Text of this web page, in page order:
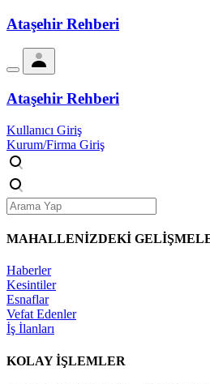
Ataşehir Rehberi
Ataşehir Rehberi
Kullanıcı Giriş
Kurum/Firma Giriş
MAHALLENİZDEKİ
Haberler
Kesintiler
Esnaflar
Vefat Edenler
İş İlanları
KOLAY İŞLEMLER